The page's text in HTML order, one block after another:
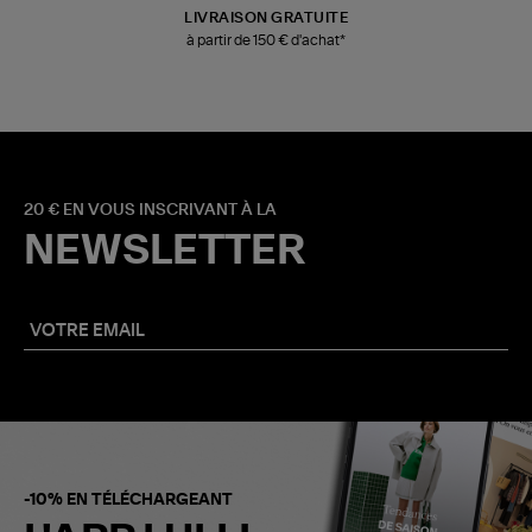
LIVRAISON GRATUITE
à partir de 150 € d'achat*
20 € EN VOUS INSCRIVANT À LA
NEWSLETTER
-10% EN TÉLÉCHARGEANT